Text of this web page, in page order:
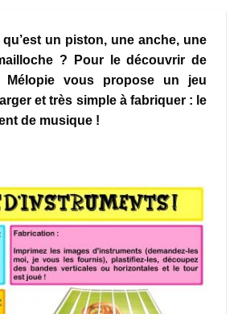
un piston, une anche, une
? Pour le découvrir de
Mélopie vous propose un jeu
et très simple à fabriquer : le
de musique !